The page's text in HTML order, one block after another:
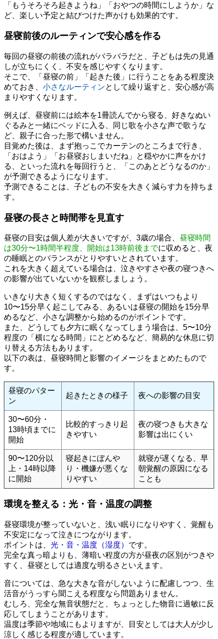
「もうそろそろ起きようね」「おやつの時間にしようか」な
ど、楽しい予定と結びつけた声かけも効果的です。
昼寝前後のルーティンで安心感を作る
毎回の昼寝の前後の流れがバラバラだと、子どもは先の見通
しが立ちにくく、不安を感じやすくなります。
そこで、「昼寝の前」「起きた後」に行うことをある程度決
めておき、 小さなルーティンとして繰り返すと、安心感が高
まりやすくなります。
例えば、昼寝前には絵本を1冊読んでから寝る、好きなぬい
ぐるみと一緒にベッドに入る、同じ歌を小さな声で歌うな
ど、親子に合った形で構いません。
目覚めた後は、まず抱っこでカーテンのところまで行き、
「おはよう」「お昼寝おしまいだね」と穏やかに声をかけ
る、といった流れを毎回行うと、「このあとどうなるのか」
が予測できるようになります。
予測できることは、子どもの不安を大きく減らす力を持ちま
す。
昼寝の長さと時間帯を見直す
昼寝の目安は個人差が大きいですが、3歳の場合、 昼寝時間
は30分〜1時間半程度、開始は13時前後までに収めると、夜
の睡眠とのバランスがとりやすいとされています。
これを大きく超えている場合は、泣きやすさや夜の寝つきへ
の影響が出ていないかを観察しましょう。
いきなり大きく短くするのではなく、まずはいつもより
10〜15分早く起こしてみる、あるいは昼寝の開始を15分早
めるなど、小さな調整から始めるのがポイントです。
また、どうしても夕方に眠くなってしまう場合は、5〜10分
程度の「横になる時間」にとどめるなど、簡易的な休息に切
り替える方法もあります。
以下の表は、昼寝時間と影響のイメージをまとめたもので
す。
昼寝のパター
ン
起きたときの様子 夜への影響の目安
30〜60分・
13時頃までに
開始
比較的すっきり起
きやすい
夜の寝つきも大きな
影響は出にくい
90〜120分以
上・14時以降
に開始
寝起きにぼんや
り・機嫌が悪くな
りやすい
就寝が遅くなる、早
朝覚醒の原因になる
ことも
環境を整える：光・音・温度の調整
昼寝環境が整っていないと、浅い眠りになりやすく、覚醒も
不安定になって泣きにつながります。
ポイントは、 光・音・温度（湿度） です。
完全な真っ暗よりも、薄暗い程度の方が昼夜の区別がつきや
すく、昼寝としては適度な明るさといえます。
音については、急な大きな音がしないように配慮しつつ、生
活音がうっすら聞こえる程度なら問題ありません。
むしろ、完全な無音状態だと、ちょっとした物音に過敏に反
応してしまうことがあります。
温度は季節や地域にもよりますが、目安としては大人が少し
涼しく感じる程度が適しています。